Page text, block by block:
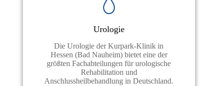
Urologie
Die Urologie der Kurpark-Klinik in
Hessen (Bad Nauheim) bietet eine der
größten Fachabteilungen für urologische
Rehabilitation und
Anschlussheilbehandlung in Deutschland.